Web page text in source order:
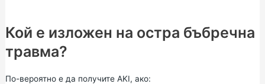
Кой е изложен на остра бъбречна
травма?
По-вероятно е да получите AKI, ако: